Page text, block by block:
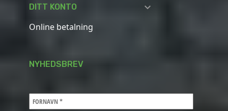
DITT KONTO 
Online betalning
NYHEDSBREV